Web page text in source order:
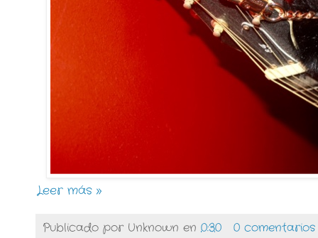
Leer más »
Publicado por Unknown en 0:30
0 comentarios